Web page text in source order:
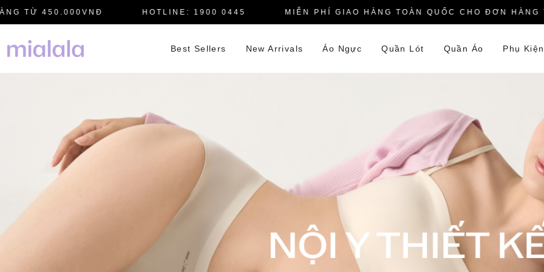
TỪ 450.000VNĐ HOTLINE: 1900 0445 MIỄN PHÍ GIAO HÀNG TOÀN QUỐC CHO ĐƠN HÀNG TỪ
Best Sellers New Arrivals Áo Ngực Quần Lót Quần Áo Phụ Kiện